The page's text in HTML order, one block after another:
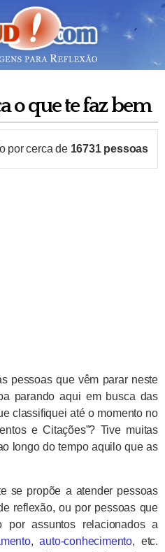
o que te faz bem
por cerca de 16731pessoas
pessoas que vêm parar neste
parando aqui em busca das
classifiquei até o momento no
e Citações”? Tive muitas
longo do tempo aquilo que as
se propõe a atender pessoas
reflexão, ou por pessoas que
por assuntos relacionados a
,auto-conhecimento, etc.